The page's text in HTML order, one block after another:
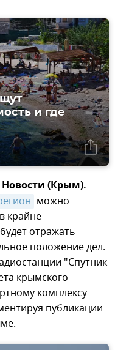
и где
(Крым).
можно
крайне
отражать
положение дел.
"Спутник
крымского
комплексу
публикации